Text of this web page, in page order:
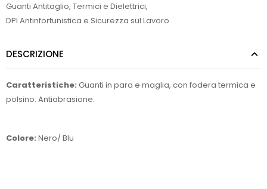
Guanti Antitaglio, Termici e Dielettrici,
DPI Antinfortunistica e Sicurezza sul Lavoro
DESCRIZIONE
Caratteristiche: Guanti in para e maglia, con fodera termica e
polsino. Antiabrasione.
Colore: Nero/ Blu